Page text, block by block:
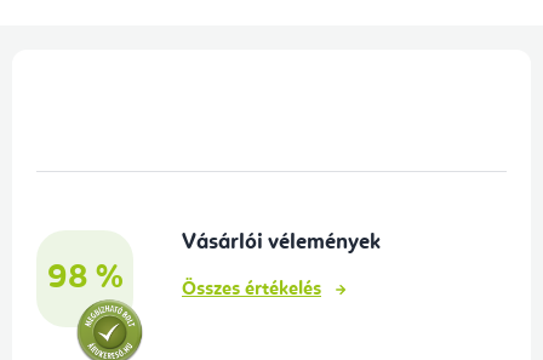
98 %
Vásárlói vélemények
Összes értékelés